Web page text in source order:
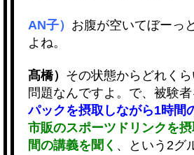
AN子） お腹が空いてぼーっ
よね。
髙橋） その状態からどれく
問題なんですよ。で、被験者
パックを摂取しながら1時間
市販のスポーツドリンクを
間の講義を聞く 、という2グ